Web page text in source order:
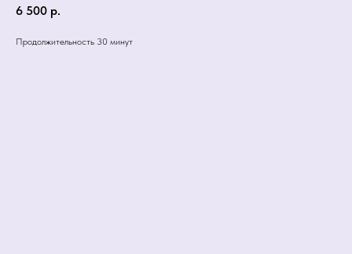
6 500 р.
Продолжительность 30 минут